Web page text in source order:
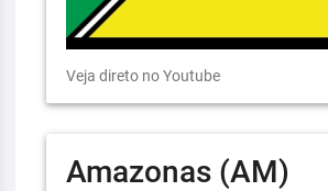
Veja direto no Youtube
Amazonas (AM)